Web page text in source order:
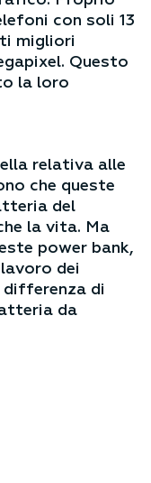
con soli 13
migliori
Questo
la loro
relativa alle
che queste
del
la vita. Ma
power bank,
dei
di
da